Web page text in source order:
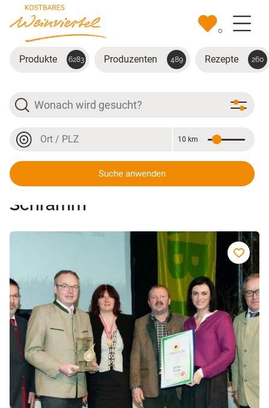
Zum Hauptinhalt springen
0
Produkte 6283 Produzenten 489 Rezepte 260
Suche
Ort oder PLZ
Entfernung
10 km
Suche anwenden
Naturkorn Bioprodukte
Schramm